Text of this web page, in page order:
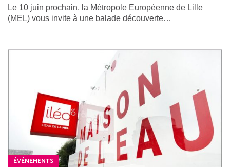
Le 10 juin prochain, la Métropole Européenne de Lille
(MEL) vous invite à une balade découverte…
ÉVÉNEMENTS